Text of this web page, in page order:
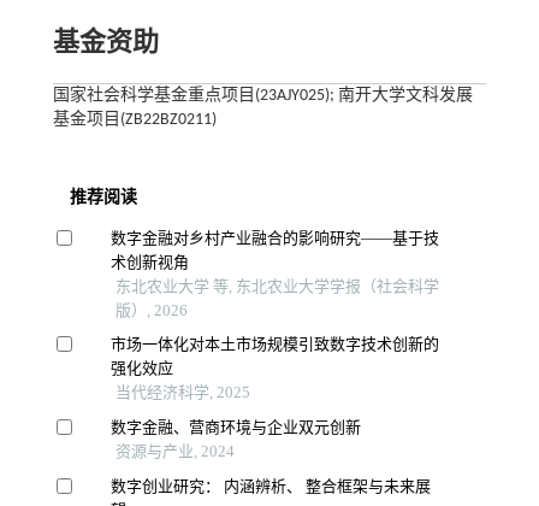
基金资助
国家社会科学基金重点项目(23AJY025); 南开大学文科发展
基金项目(ZB22BZ0211)